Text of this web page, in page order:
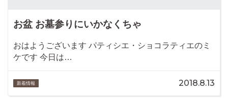
お盆 お墓参りにいかなくちゃ
おはようございます パティシエ・ショコラティエのミ
ケです 今日は…
新着情報 2018.8.13